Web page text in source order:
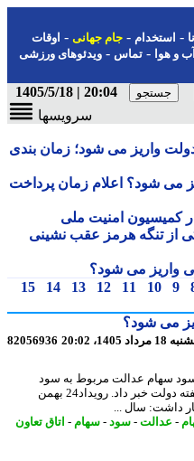
- جام جهانی-اوقات
-تماس-ویدئوهای ورزشی
20:04 | 1405/5/18
سرویسها
تا هفته دولت واریز می شود؛ زمان بندی
کی واریز می شود؟ اعلام زمان پرداخت
امنیت ملی
از تنگه هرمز عقب نشینی
10
11
12
13
14
15
82056936
سهام عدالت مربوط به سود
شرکت های سرمایه پذیر در سال 1404 تا هفته دولت خبر داد. رویداد24 بهمن
سال ...
عدالت-سود -سهام-اتاق تعاون